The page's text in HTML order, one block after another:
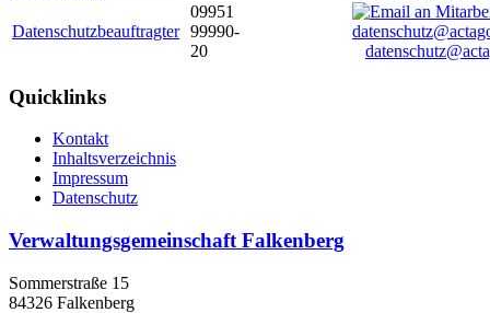
Datenschutzbeauftragter
09951
99990-
20
Quicklinks
Kontakt
Inhaltsverzeichnis
Impressum
Datenschutz
Verwaltungsgemeinschaft Falkenberg
Sommerstraße 15
84326 Falkenberg